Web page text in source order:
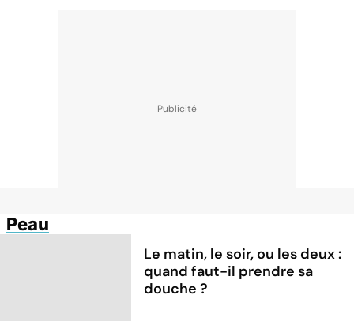
Peau
Le matin, le soir, ou les deux :
quand faut-il prendre sa
douche ?